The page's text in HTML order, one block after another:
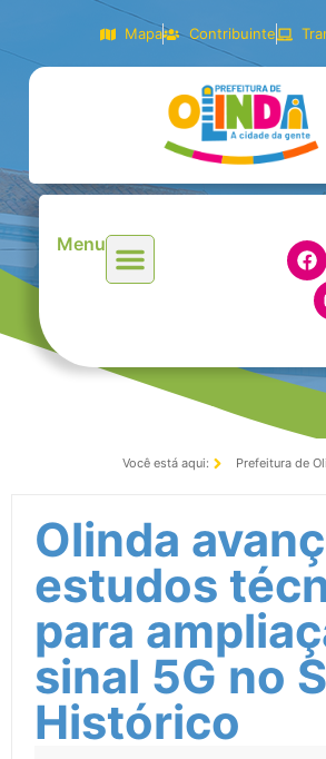
Mapa Contribuinte
Menu
Você está aqui: Prefeitura de
Olinda
estudos
para
sinal 5G no
Histórico